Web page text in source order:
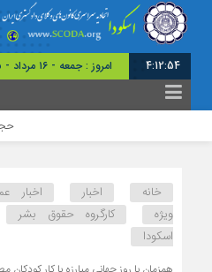
4:12:55 امروز : جمعه - ۱۶ مرداد - ۱۴۰۵
خانه اخبار اخبار
ویژه
کارگروه حقوق بشر
اسکودا